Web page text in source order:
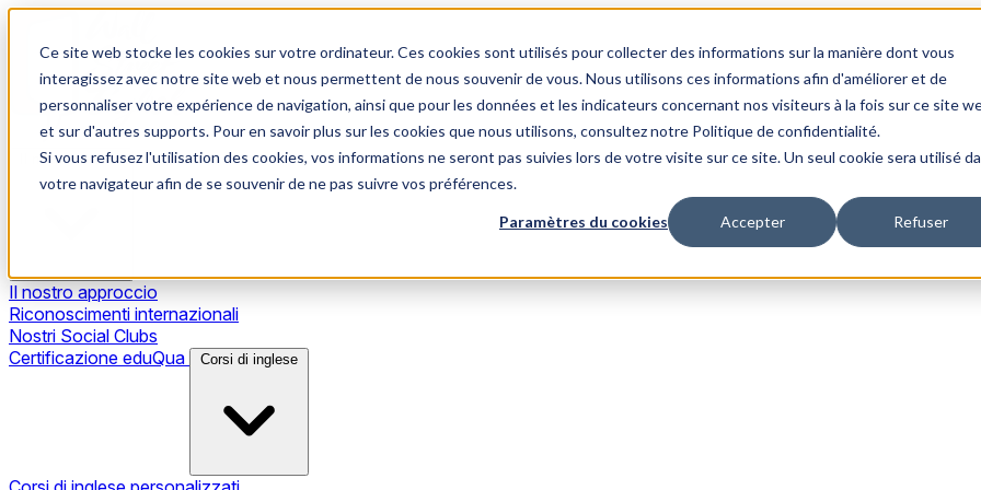
Ce site web stocke les cookies sur votre ordinateur. Ces cookies sont utilisés pour collecter des informations sur la manière dont vous
interagissez avec notre site web et nous permettent de nous souvenir de vous. Nous utilisons ces informations afin d'améliorer et de
personnaliser votre expérience de navigation, ainsi que pour les données et les indicateurs concernant nos visiteurs à la fois sur ce site
et sur d'autres supports. Pour en savoir plus sur les cookies que nous utilisons, consultez notre Politique de confidentialité.
Si vous refusez l'utilisation des cookies, vos informations ne seront pas suivies lors de votre visite sur ce site. Un seul cookie sera utilisé
votre navigateur afin de se souvenir de ne pas suivre vos préférences.
Paramètres du cookies Accepter Refuser
Il nostro metodo
Il nostro approccio
Riconoscimenti internazionali
Nostri Social Clubs
Certificazione eduQua
Corsi di inglese